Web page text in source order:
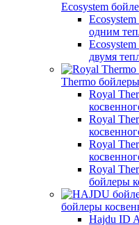
Ecosystem
одним
двумя
Thermo
Royal
Royal
Royal
Royal
бойлеры
бойлеры
Hajdu ID